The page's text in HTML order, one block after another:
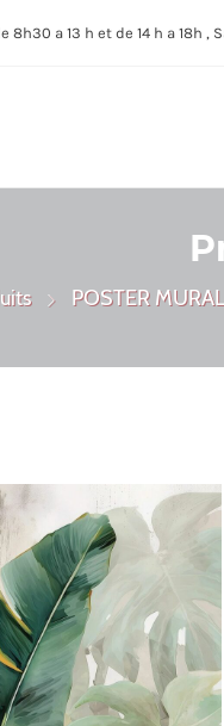
8h30 a 13 h et de 14 h a 18h ,
POSTER